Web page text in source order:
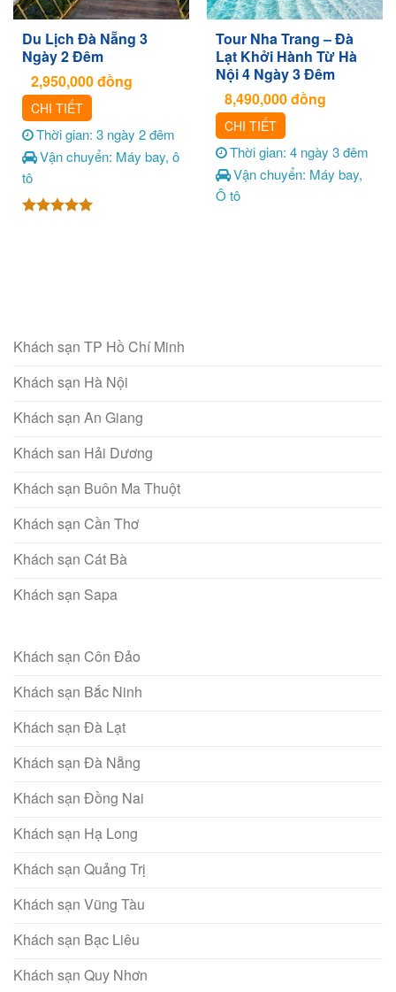
Du Lịch Đà Nẵng 3
Ngày 2 Đêm
2,950,000đồng
CHI TIẾT
Thời gian: 3 ngày 2 đêm
Vận chuyển: Máy bay, ô
tô
Tour Nha Trang – Đà
Lạt Khởi Hành Từ Hà
Nội 4 Ngày 3 Đêm
8,490,000đồng
CHI TIẾT
Thời gian: 4 ngày 3 đêm
Vận chuyển: Máy bay,
Ô tô
Khách sạn TP Hồ Chí Minh
Khách sạn Hà Nội
Khách sạn An Giang
Khách san Hải Dương
Khách sạn Buôn Ma Thuột
Khách sạn Cần Thơ
Khách sạn Cát Bà
Khách sạn Sapa
Khách sạn Côn Đảo
Khách sạn Bắc Ninh
Khách sạn Đà Lạt
Khách sạn Đà Nẵng
Khách sạn Đồng Nai
Khách sạn Hạ Long
Khách sạn Quảng Trị
Khách sạn Vũng Tàu
Khách sạn Bạc Liêu
Khách sạn Quy Nhơn